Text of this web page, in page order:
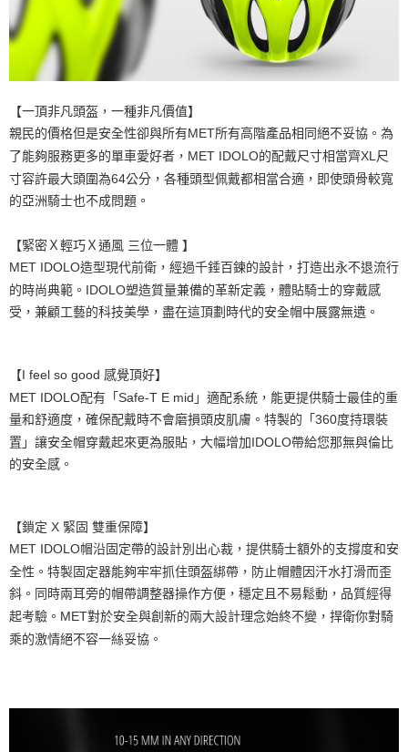
【一頂非凡頭盔，一種非凡價值】
親民的價格但是安全性卻與所有MET所有高階產品相同絕不妥協。 為
了能夠服務更多的單車愛好者，MET IDOLO的配戴尺寸相當齊XL尺
寸容許最大頭圍為64公分，各種頭型佩戴都相當合適，即使頭骨較寬
的亞洲騎士也不成問題。
【緊密Ｘ輕巧Ｘ通風 三位一體 】
MET IDOLO造型現代前衛，經過千錘百鍊的設計，打造出永不退流行
的時尚典範。IDOLO塑造質量兼備的革新定義，體貼騎士的穿戴感
受，兼顧工藝的科技美學，盡在這頂劃時代的安全帽中展露無遺。
【I feel so good 感覺頂好】
MET IDOLO配有「Safe-T E mid」適配系統，能更提供騎士最佳的重
量和舒適度，確保配戴時不會磨損頭皮肌膚。 特製的「360度持環裝
置」讓安全帽穿戴起來更為服貼，大幅增加IDOLO帶給您那無與倫比
的安全感。
【鎖定 X 緊固 雙重保障】
MET IDOLO帽沿固定帶的設計別出心裁，提供騎士額外的支撐度和安
全性。特製固定器能夠牢牢抓住頭盔綁帶，防止帽體因汗水打滑而歪
斜。同時兩耳旁的帽帶調整器操作方便，穩定且不易鬆動，品質經得
起考驗。MET對於安全與創新的兩大設計理念始終不變，捍衛你對騎
乘的激情絕不容一絲妥協。